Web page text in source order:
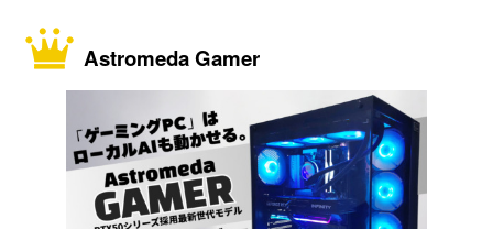
Astromeda Gamer